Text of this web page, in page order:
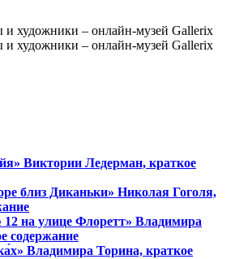
Виктории Ледерман, краткое
близ Диканьки» Николая Гоголя,
на улице Флоретт» Владимира
содержание
Владимира Торина, краткое